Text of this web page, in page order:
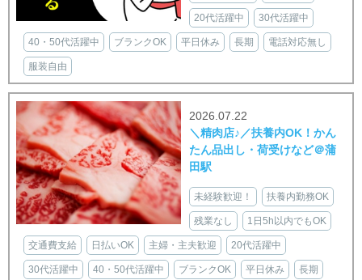
20代活躍中 30代活躍中
40・50代活躍中 ブランクOK 平日休み 長期 電話対応無し
服装自由
2026.07.22
＼精肉店♪／扶養内OK！かん
たん品出し・荷受けなど＠蒲
田駅
未経験歓迎！ 扶養内勤務OK
残業なし 1日5h以内でもOK
交通費支給 日払いOK 主婦・主夫歓迎 20代活躍中
30代活躍中 40・50代活躍中 ブランクOK 平日休み 長期